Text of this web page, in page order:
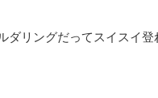
ダリングだってスイスイ登